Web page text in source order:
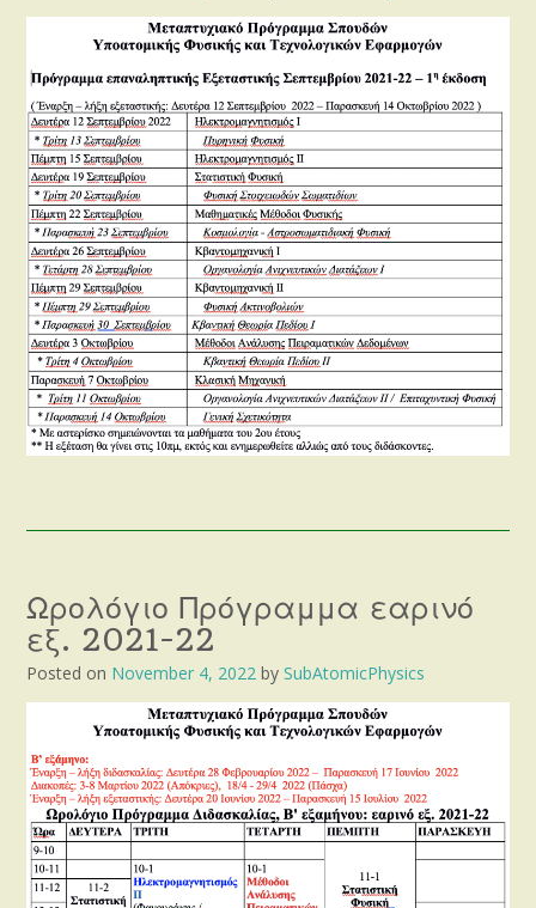
Ωρολόγιο Πρόγραμμα εαρινό
εξ. 2021-22
Posted on November 4, 2022 by SubAtomicPhysics